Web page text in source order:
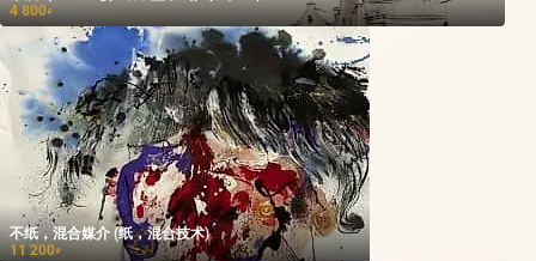
4 800₽
不纸，混合媒介 (纸，混合技术)
11 200₽